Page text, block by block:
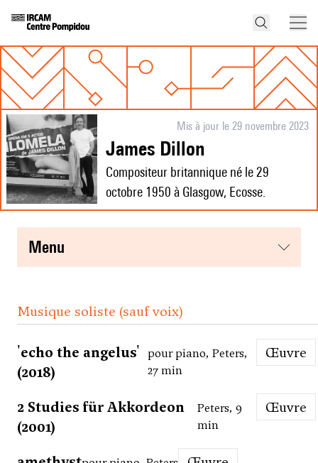
Mis à jour le 29 novembre 2023
James Dillon
Compositeur britannique né le 29
octobre 1950 à Glasgow, Ecosse.
menu
Musique soliste (sauf voix)
'echo the angelus'
(2018)
pour piano, Peters,
27 min
Œuvre
2 Studies für Akkordeon
(2001)
Peters, 9
min
Œuvre